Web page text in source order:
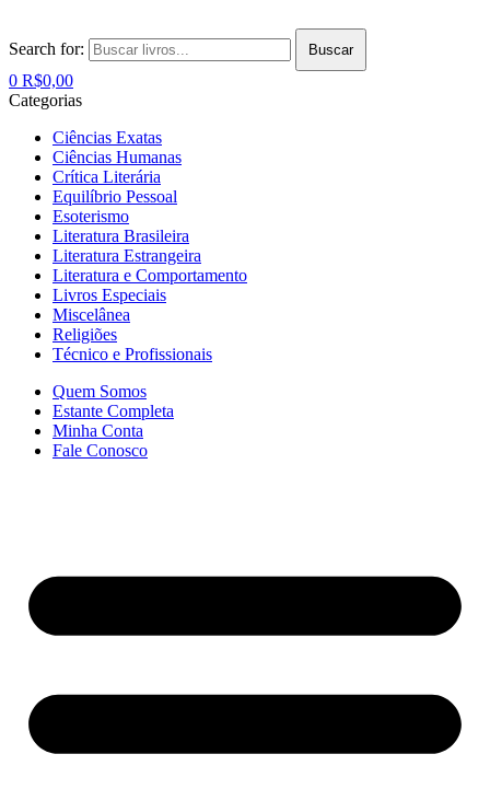
Search for: Buscar
0 R$0,00
Categorias
Ciências Exatas
Ciências Humanas
Crítica Literária
Equilíbrio Pessoal
Esoterismo
Literatura Brasileira
Literatura Estrangeira
Literatura e Comportamento
Livros Especiais
Miscelânea
Religiões
Técnico e Profissionais
Quem Somos
Estante Completa
Minha Conta
Fale Conosco